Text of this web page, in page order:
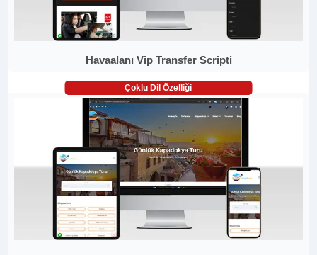
Havaalanı Vip Transfer Scripti
Çoklu Dil Özelliği